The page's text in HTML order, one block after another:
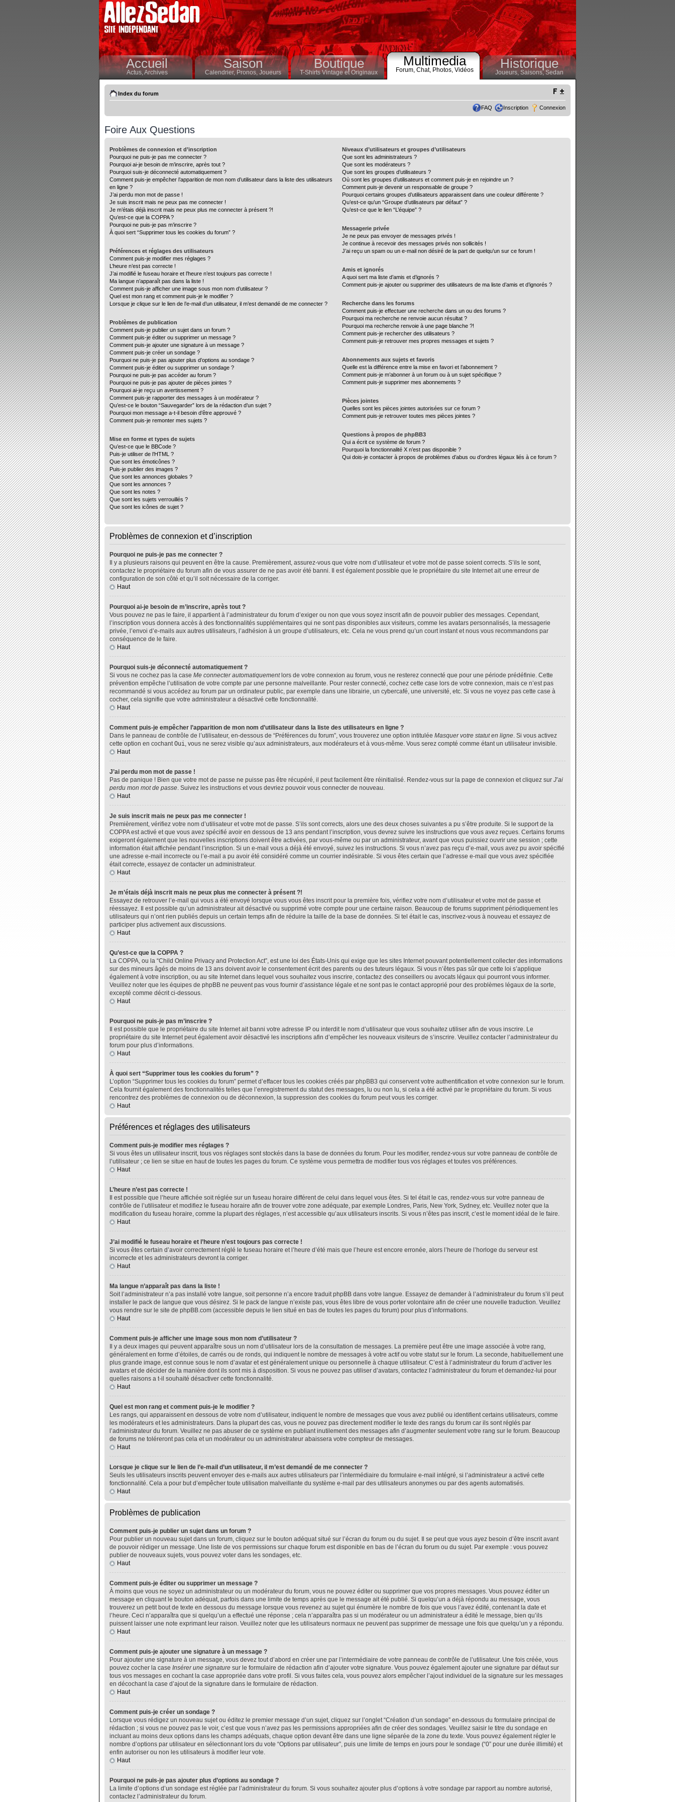
Accueil
Actus,Archives
Saison
Calendrier,Pronos, Joueurs
Boutique
T-Shirts Vintage et Originaux
Multimedia
Forum, Chat, Photos, Vidéos Historique
Joueurs, Saisons,Sedan
Index du forum
FAQ Inscription Connexion
Foire Aux Questions
Problèmes de connexion et d’inscription
Pourquoi ne puis-je pas me connecter ?
Pourquoi ai-je besoin de m’inscrire, après tout ?
Pourquoi suis-je déconnecté automatiquement ?
Comment puis-je empêcher l’apparition de mon nom d’utilisateur dans la liste des utilisateurs
en ligne ?
J’ai perdu mon mot de passe !
Je suis inscrit mais ne peux pas me connecter !
Je m’étais déjà inscrit mais ne peux plus me connecter à présent ?!
Qu’est-ce que la COPPA ?
Pourquoi ne puis-je pas m’inscrire ?
À quoi sert “Supprimer tous les cookies du forum” ?
Préférences et réglages des utilisateurs
Comment puis-je modifier mes réglages ?
L’heure n’est pas correcte !
J’ai modifié le fuseau horaire et l’heure n’est toujours pas correcte !
Ma langue n’apparaît pas dans la liste !
Comment puis-je afficher une image sous mon nom d’utilisateur ?
Quel est mon rang et comment puis-je le modifier ?
Lorsque je clique sur le lien de l’e-mail d’un utilisateur, il m’est demandé de me connecter ?
Problèmes de publication
Comment puis-je publier un sujet dans un forum ?
Comment puis-je éditer ou supprimer un message ?
Comment puis-je ajouter une signature à un message ?
Comment puis-je créer un sondage ?
Pourquoi ne puis-je pas ajouter plus d’options au sondage ?
Comment puis-je éditer ou supprimer un sondage ?
Pourquoi ne puis-je pas accéder au forum ?
Pourquoi ne puis-je pas ajouter de pièces jointes ?
Pourquoi ai-je reçu un avertissement ?
Comment puis-je rapporter des messages à un modérateur ?
Qu’est-ce le bouton “Sauvegarder” lors de la rédaction d’un sujet ?
Pourquoi mon message a-t-il besoin d’être approuvé ?
Comment puis-je remonter mes sujets ?
Mise en forme et types de sujets
Qu’est-ce que le BBCode ?
Puis-je utiliser de l’HTML ?
Que sont les émoticônes ?
Puis-je publier des images ?
Que sont les annonces globales ?
Que sont les annonces ?
Que sont les notes ?
Que sont les sujets verrouillés ?
Que sont les icônes de sujet ?
Niveaux d’utilisateurs et groupes d’utilisateurs
Que sont les administrateurs ?
Que sont les modérateurs ?
Que sont les groupes d’utilisateurs ?
Où sont les groupes d’utilisateurs et comment puis-je en rejoindre un ?
Comment puis-je devenir un responsable de groupe ?
Pourquoi certains groupes d’utilisateurs apparaissent dans une couleur différente ?
Qu’est-ce qu’un “Groupe d’utilisateurs par défaut” ?
Qu’est-ce que le lien “L’équipe” ?
Messagerie privée
Je ne peux pas envoyer de messages privés !
Je continue à recevoir des messages privés non sollicités !
J’ai reçu un spam ou un e-mail non désiré de la part de quelqu’un sur ce forum !
Amis et ignorés
A quoi sert ma liste d’amis et d’ignorés ?
Comment puis-je ajouter ou supprimer des utilisateurs de ma liste d’amis et d’ignorés ?
Recherche dans les forums
Comment puis-je effectuer une recherche dans un ou des forums ?
Pourquoi ma recherche ne renvoie aucun résultat ?
Pourquoi ma recherche renvoie à une page blanche ?!
Comment puis-je rechercher des utilisateurs ?
Comment puis-je retrouver mes propres messages et sujets ?
Abonnements aux sujets et favoris
Quelle est la différence entre la mise en favori et l’abonnement ?
Comment puis-je m’abonner à un forum ou à un sujet spécifique ?
Comment puis-je supprimer mes abonnements ?
Pièces jointes
Quelles sont les pièces jointes autorisées sur ce forum ?
Comment puis-je retrouver toutes mes pièces jointes ?
Questions à propos de phpBB3
Qui a écrit ce système de forum ?
Pourquoi la fonctionnalité X n’est pas disponible ?
Qui dois-je contacter à propos de problèmes d’abus ou d’ordres légaux liés à ce forum ?
Problèmes de connexion et d’inscription
Pourquoi ne puis-je pas me connecter ?
Il y a plusieurs raisons qui peuvent en être la cause. Premièrement, assurez-vous que votre nom d’utilisateur et votre mot de passe soient corrects. S’ils le sont,
contactez le propriétaire du forum afin de vous assurer de ne pas avoir été banni. Il est également possible que le propriétaire du site Internet ait une erreur de
configuration de son côté et qu’il soit nécessaire de la corriger.
Haut
Pourquoi ai-je besoin de m’inscrire, après tout ?
Vous pouvez ne pas le faire, il appartient à l’administrateur du forum d’exiger ou non que vous soyez inscrit afin de pouvoir publier des messages. Cependant,
l’inscription vous donnera accès à des fonctionnalités supplémentaires qui ne sont pas disponibles aux visiteurs, comme les avatars personnalisés, la messagerie
privée, l’envoi d’e-mails aux autres utilisateurs, l’adhésion à un groupe d’utilisateurs, etc. Cela ne vous prend qu’un court instant et nous vous recommandons par
conséquence de le faire.
Haut
Pourquoi suis-je déconnecté automatiquement ?
Si vous ne cochez pas la case Me connecter automatiquementlors de votre connexion au forum, vous ne resterez connecté que pour une période prédéfinie. Cette
prévention empêche l’utilisation de votre compte par une personne malveillante. Pour rester connecté, cochez cette case lors de votre connexion, mais ce n’est pas
recommandé si vous accédez au forum par un ordinateur public, par exemple dans une librairie, un cybercafé, une université, etc. Si vous ne voyez pas cette case à
cocher, cela signifie que votre administrateur a désactivé cette fonctionnalité.
Haut
Comment puis-je empêcher l’apparition de mon nom d’utilisateur dans la liste des utilisateurs en ligne ?
Dans le panneau de contrôle de l’utilisateur, en-dessous de “Préférences du forum”, vous trouverez une option intitulée Masquer votre statut en ligne. Si vous activez
cette option en cochantOui, vous ne serez visible qu’aux administrateurs, aux modérateurs et à vous-même. Vous serez compté comme étant un utilisateur invisible.
Haut
J’ai perdu mon mot de passe !
Pas de panique ! Bien que votre mot de passe ne puisse pas être récupéré, il peut facilement être réinitialisé. Rendez-vous sur la page de connexion et cliquez sur J’ai
perdu mon mot de passe. Suivez les instructions et vous devriez pouvoir vous connecter de nouveau.
Haut
Je suis inscrit mais ne peux pas me connecter !
Premièrement, vérifiez votre nom d’utilisateur et votre mot de passe. S’ils sont corrects, alors une des deux choses suivantes a pu s’être produite. Si le support de la
COPPA est activé et que vous avez spécifié avoir en dessous de 13 ans pendant l’inscription, vous devrez suivre les instructions que vous avez reçues. Certains forums
exigeront également que les nouvelles inscriptions doivent être activées, par vous-même ou par un administrateur, avant que vous puissiez ouvrir une session ; cette
information était affichée pendant l’inscription. Si un e-mail vous a déjà été envoyé, suivez les instructions. Si vous n’avez pas reçu d’e-mail, vous avez pu avoir spécifié
une adresse e-mail incorrecte ou l’e-mail a pu avoir été considéré comme un courrier indésirable. Si vous êtes certain que l’adresse e-mail que vous avez spécifiée
était correcte, essayez de contacter un administrateur.
Haut
Je m’étais déjà inscrit mais ne peux plus me connecter à présent ?!
Essayez de retrouver l’e-mail qui vous a été envoyé lorsque vous vous êtes inscrit pour la première fois, vérifiez votre nom d’utilisateur et votre mot de passe et
réessayez. Il est possible qu’un administrateur ait désactivé ou supprimé votre compte pour une certaine raison. Beaucoup de forums suppriment périodiquement les
utilisateurs qui n’ont rien publiés depuis un certain temps afin de réduire la taille de la base de données. Si tel était le cas, inscrivez-vous à nouveau et essayez de
participer plus activement aux discussions.
Haut
Qu’est-ce que la COPPA ?
La COPPA, ou la “Child Online Privacy and Protection Act”, est une loi des États-Unis qui exige que les sites Internet pouvant potentiellement collecter des informations
sur des mineurs âgés de moins de 13 ans doivent avoir le consentement écrit des parents ou des tuteurs légaux. Si vous n’êtes pas sûr que cette loi s’applique
également à votre inscription, ou au site Internet dans lequel vous souhaitez vous inscrire, contactez des conseillers ou avocats légaux qui pourront vous informer.
Veuillez noter que les équipes de phpBB ne peuvent pas vous fournir d’assistance légale et ne sont pas le contact approprié pour des problèmes légaux de la sorte,
excepté comme décrit ci-dessous.
Haut
Pourquoi ne puis-je pas m’inscrire ?
Il est possible que le propriétaire du site Internet ait banni votre adresse IP ou interdit le nom d’utilisateur que vous souhaitez utiliser afin de vous inscrire. Le
propriétaire du site Internet peut également avoir désactivé les inscriptions afin d’empêcher les nouveaux visiteurs de s’inscrire. Veuillez contacter l’administrateur du
forum pour plus d’informations.
Haut
À quoi sert “Supprimer tous les cookies du forum” ?
L’option “Supprimer tous les cookies du forum” permet d’effacer tous les cookies créés par phpBB3 qui conservent votre authentification et votre connexion sur le forum.
Cela fournit également des fonctionnalités telles que l’enregistrement du statut des messages, lu ou non lu, si cela a été activé par le propriétaire du forum. Si vous
rencontrez des problèmes de connexion ou de déconnexion, la suppression des cookies du forum peut vous les corriger.
Haut
Préférences et réglages des utilisateurs
Comment puis-je modifier mes réglages ?
Si vous êtes un utilisateur inscrit, tous vos réglages sont stockés dans la base de données du forum. Pour les modifier, rendez-vous sur votre panneau de contrôle de
l’utilisateur ; ce lien se situe en haut de toutes les pages du forum. Ce système vous permettra de modifier tous vos réglages et toutes vos préférences.
Haut
L’heure n’est pas correcte !
Il est possible que l’heure affichée soit réglée sur un fuseau horaire différent de celui dans lequel vous êtes. Si tel était le cas, rendez-vous sur votre panneau de
contrôle de l’utilisateur et modifiez le fuseau horaire afin de trouver votre zone adéquate, par exemple Londres, Paris, New York, Sydney, etc. Veuillez noter que la
modification du fuseau horaire, comme la plupart des réglages, n’est accessible qu’aux utilisateurs inscrits. Si vous n’êtes pas inscrit, c’est le moment idéal de le faire.
Haut
J’ai modifié le fuseau horaire et l’heure n’est toujours pas correcte !
Si vous êtes certain d’avoir correctement réglé le fuseau horaire et l’heure d’été mais que l’heure est encore erronée, alors l’heure de l’horloge du serveur est
incorrecte et les administrateurs devront la corriger.
Haut
Ma langue n’apparaît pas dans la liste !
Soit l’administrateur n’a pas installé votre langue, soit personne n’a encore traduit phpBB dans votre langue. Essayez de demander à l’administrateur du forum s’il peut
installer le pack de langue que vous désirez. Si le pack de langue n’existe pas, vous êtes libre de vous porter volontaire afin de créer une nouvelle traduction. Veuillez
vous rendre sur le site de phpBB.com (accessible depuis le lien situé en bas de toutes les pages du forum) pour plus d’informations.
Haut
Comment puis-je afficher une image sous mon nom d’utilisateur ?
Il y a deux images qui peuvent apparaître sous un nom d’utilisateur lors de la consultation de messages. La première peut être une image associée à votre rang,
généralement en forme d’étoiles, de carrés ou de ronds, qui indiquent le nombre de messages à votre actif ou votre statut sur le forum. La seconde, habituellement une
plus grande image, est connue sous le nom d’avatar et est généralement unique ou personnelle à chaque utilisateur. C’est à l’administrateur du forum d’activer les
avatars et de décider de la manière dont ils sont mis à disposition. Si vous ne pouvez pas utiliser d’avatars, contactez l’administrateur du forum et demandez-lui pour
quelles raisons a t-il souhaité désactiver cette fonctionnalité.
Haut
Quel est mon rang et comment puis-je le modifier ?
Les rangs, qui apparaissent en dessous de votre nom d’utilisateur, indiquent le nombre de messages que vous avez publié ou identifient certains utilisateurs, comme
les modérateurs et les administrateurs. Dans la plupart des cas, vous ne pouvez pas directement modifier le texte des rangs du forum car ils sont réglés par
l’administrateur du forum. Veuillez ne pas abuser de ce système en publiant inutilement des messages afin d’augmenter seulement votre rang sur le forum. Beaucoup
de forums ne toléreront pas cela et un modérateur ou un administrateur abaissera votre compteur de messages.
Haut
Lorsque je clique sur le lien de l’e-mail d’un utilisateur, il m’est demandé de me connecter ?
Seuls les utilisateurs inscrits peuvent envoyer des e-mails aux autres utilisateurs par l’intermédiaire du formulaire e-mail intégré, si l’administrateur a activé cette
fonctionnalité. Cela a pour but d’empêcher toute utilisation malveillante du système e-mail par des utilisateurs anonymes ou par des agents automatisés.
Haut
Problèmes de publication
Comment puis-je publier un sujet dans un forum ?
Pour publier un nouveau sujet dans un forum, cliquez sur le bouton adéquat situé sur l’écran du forum ou du sujet. Il se peut que vous ayez besoin d’être inscrit avant
de pouvoir rédiger un message. Une liste de vos permissions sur chaque forum est disponible en bas de l’écran du forum ou du sujet. Par exemple : vous pouvez
publier de nouveaux sujets, vous pouvez voter dans les sondages, etc.
Haut
Comment puis-je éditer ou supprimer un message ?
À moins que vous ne soyez un administrateur ou un modérateur du forum, vous ne pouvez éditer ou supprimer que vos propres messages. Vous pouvez éditer un
message en cliquant le bouton adéquat, parfois dans une limite de temps après que le message ait été publié. Si quelqu’un a déjà répondu au message, vous
trouverez un petit bout de texte en dessous du message lorsque vous revenez au sujet qui énumère le nombre de fois que vous l’avez édité, contenant la date et
l’heure. Ceci n’apparaîtra que si quelqu’un a effectué une réponse ; cela n’apparaîtra pas si un modérateur ou un administrateur a édité le message, bien qu’ils
puissent laisser une note exprimant leur raison. Veuillez noter que les utilisateurs normaux ne peuvent pas supprimer de message une fois que quelqu’un y a répondu.
Haut
Comment puis-je ajouter une signature à un message ?
Pour ajouter une signature à un message, vous devez tout d’abord en créer une par l’intermédiaire de votre panneau de contrôle de l’utilisateur. Une fois créée, vous
pouvez cocher la case Insérer une signature sur le formulaire de rédaction afin d’ajouter votre signature. Vous pouvez également ajouter une signature par défaut sur
tous vos messages en cochant la case appropriée dans votre profil. Si vous faites cela, vous pouvez alors empêcher l’ajout individuel de la signature sur les messages
en décochant la case d’ajout de la signature dans le formulaire de rédaction.
Haut
Comment puis-je créer un sondage ?
Lorsque vous rédigez un nouveau sujet ou éditez le premier message d’un sujet, cliquez sur l’onglet “Création d’un sondage” en-dessous du formulaire principal de
rédaction ; si vous ne pouvez pas le voir, c’est que vous n’avez pas les permissions appropriées afin de créer des sondages. Veuillez saisir le titre du sondage en
incluant au moins deux options dans les champs adéquats, chaque option devant être dans une ligne séparée de la zone du texte. Vous pouvez également régler le
nombre d’options par utilisateur en sélectionnant lors du vote “Options par utilisateur”, puis une limite de temps en jours pour le sondage (“0” pour une durée illimité) et
enfin autoriser ou non les utilisateurs à modifier leur vote.
Haut
Pourquoi ne puis-je pas ajouter plus d’options au sondage ?
La limite d’options d’un sondage est réglée par l’administrateur du forum. Si vous souhaitez ajouter plus d’options à votre sondage par rapport au nombre autorisé,
contactez l’administrateur du forum.